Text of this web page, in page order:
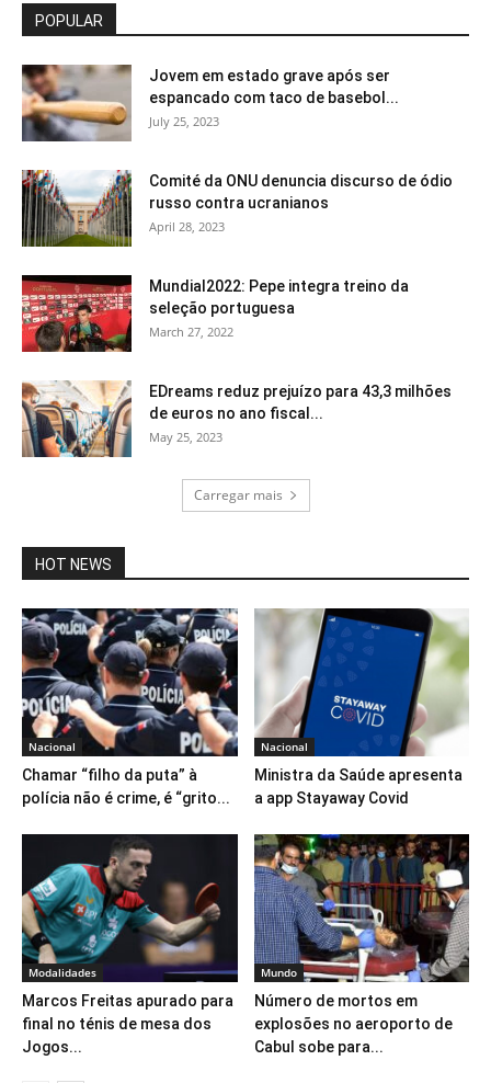
POPULAR
Jovem em estado grave após ser
espancado com taco de basebol...
July 25, 2023
Comité da ONU denuncia discurso de ódio
russo contra ucranianos
April 28, 2023
Mundial2022: Pepe integra treino da
seleção portuguesa
March 27, 2022
EDreams reduz prejuízo para 43,3 milhões
de euros no ano fiscal...
May 25, 2023
Carregar mais
HOT NEWS
Nacional
Chamar “filho da puta” à
polícia não é crime, é “grito...
Nacional
Ministra da Saúde apresenta
a app Stayaway Covid
Modalidades
Marcos Freitas apurado para
final no ténis de mesa dos
Jogos...
Mundo
Número de mortos em
explosões no aeroporto de
Cabul sobe para...